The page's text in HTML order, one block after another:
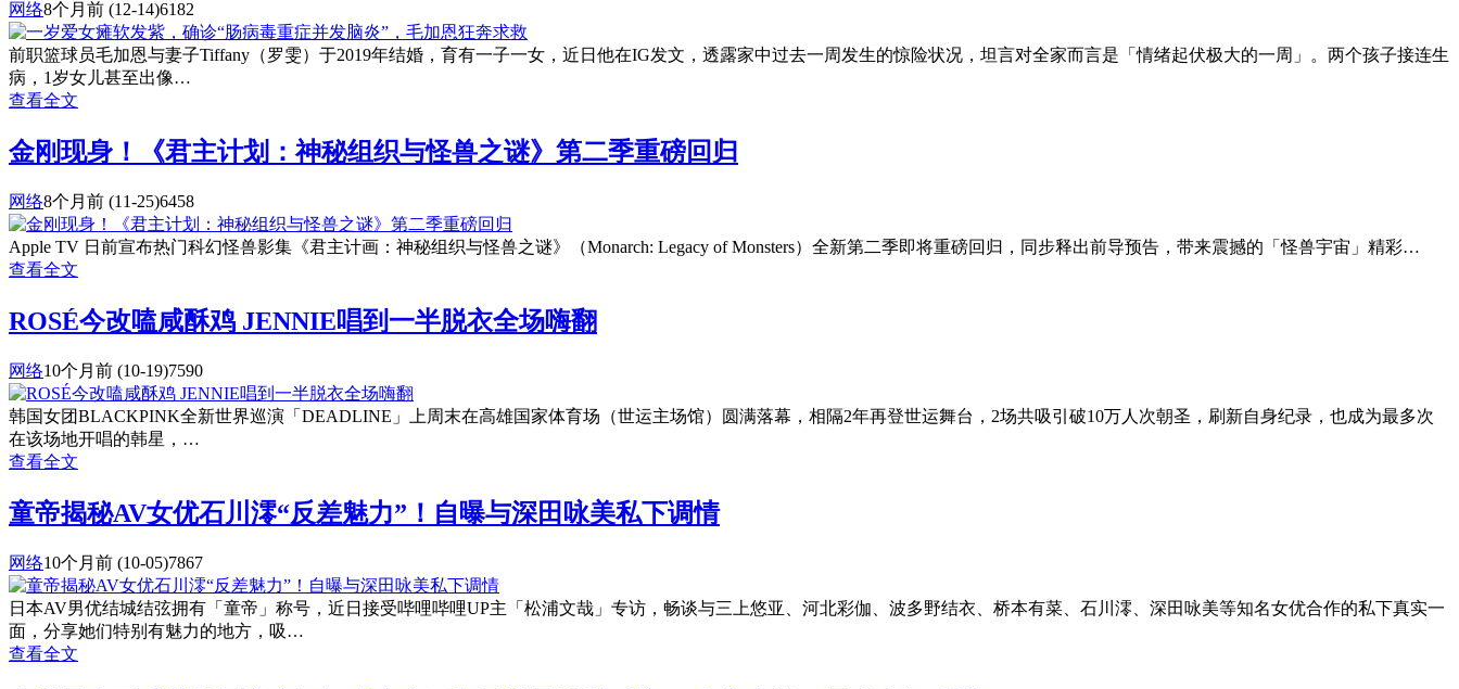
网络8个月前 (12-14)6182
前职篮球员毛加恩与妻子Tiffany（罗雯）于2019年结婚，育有一子一女，近日他在IG发文，透露家中过去一周发生的惊险状况，坦言对全家而言是「情绪起伏极大的一周」。两个孩子接连生
病，1岁女儿甚至出像…
查看全文
金刚现身！《君主计划：神秘组织与怪兽之谜》第二季重磅回归
网络8个月前 (11-25)6458
Apple TV 日前宣布热门科幻怪兽影集《君主计画：神秘组织与怪兽之谜》（Monarch: Legacy of Monsters）全新第二季即将重磅回归，同步释出前导预告，带来震撼的「怪兽宇宙」精彩…
查看全文
ROSÉ今改嗑咸酥鸡 JENNIE唱到一半脱衣全场嗨翻
网络10个月前 (10-19)7590
韩国女团BLACKPINK全新世界巡演「DEADLINE」上周末在高雄国家体育场（世运主场馆）圆满落幕，相隔2年再登世运舞台，2场共吸引破10万人次朝圣，刷新自身纪录，也成为最多次
在该场地开唱的韩星，…
查看全文
童帝揭秘AV女优石川澪“反差魅力”！自曝与深田咏美私下调情
网络10个月前 (10-05)7867
日本AV男优结城结弦拥有「童帝」称号，近日接受哔哩哔哩UP主「松浦文哉」专访，畅谈与三上悠亚、河北彩伽、波多野结衣、桥本有菜、石川澪、深田咏美等知名女优合作的私下真实一
面，分享她们特别有魅力的地方，吸…
查看全文